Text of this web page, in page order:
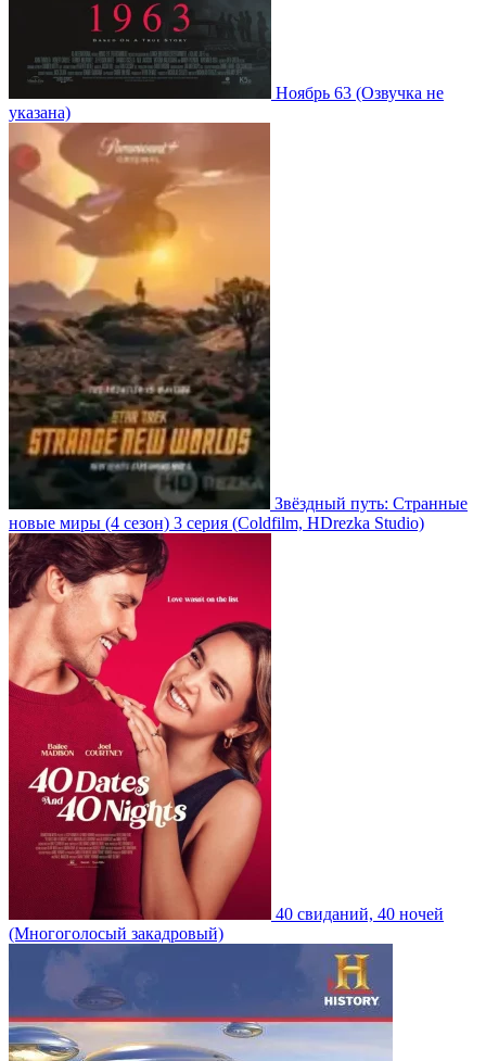
Ноябрь 63 (Озвучка не
указана)
Звёздный путь: Странные
новые миры (4 сезон) 3 серия (Coldfilm, HDrezka Studio)
40 свиданий, 40 ночей
(Многоголосый закадровый)